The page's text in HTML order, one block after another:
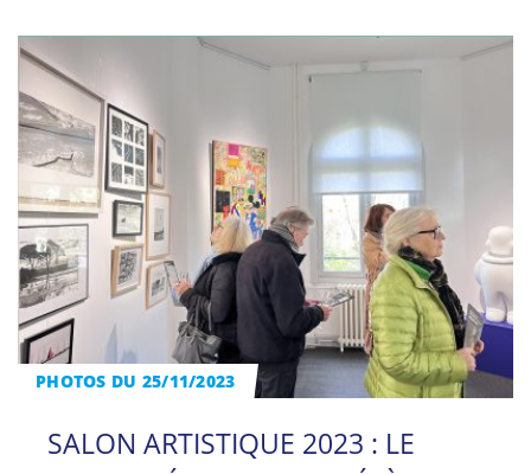
PHOTOS DU 25/11/2023
SALON ARTISTIQUE 2023 : LE